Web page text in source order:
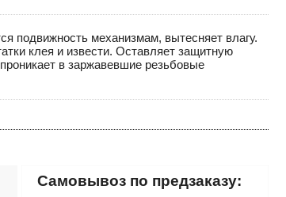
подвижность механизмам, вытесняет влагу.
клея и извести. Оставляет защитную
в заржавевшие резьбовые
Самовывоз по предзаказу: